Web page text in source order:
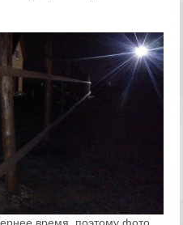
время, поэтому фото